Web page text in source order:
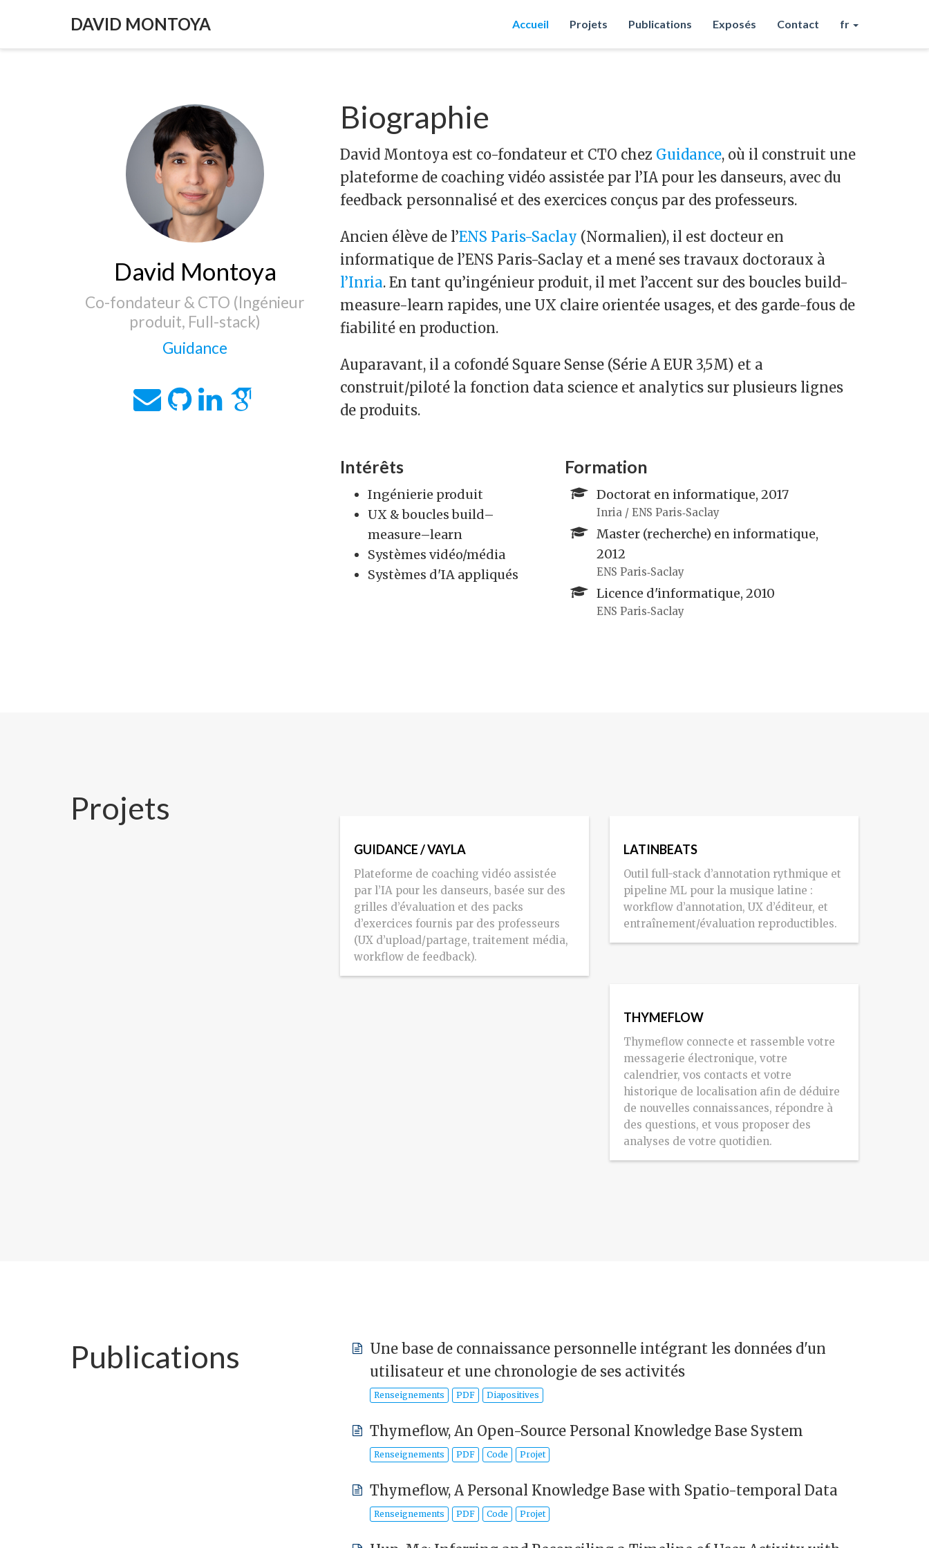
DAVID MONTOYA Accueil Projets Publications Exposés Contact fr
David Montoya
Co-fondateur & CTO (Ingénieur
produit, Full-stack)
Guidance
Biographie
David Montoya est co-fondateur et CTO chez Guidance, où il construit une
plateforme de coaching vidéo assistée par l’IA pour les danseurs, avec du
feedback personnalisé et des exercices conçus par des professeurs.
Ancien élève de l’ENS Paris-Saclay (Normalien), il est docteur en
informatique de l’ENS Paris-Saclay et a mené ses travaux doctoraux à
l’Inria. En tant qu’ingénieur produit, il met l’accent sur des boucles build-
measure-learn rapides, une UX claire orientée usages, et des garde-fous de
fiabilité en production.
Auparavant, il a cofondé Square Sense (Série A EUR 3,5M) et a
construit/piloté la fonction data science et analytics sur plusieurs lignes
de produits.
Intérêts
Ingénierie produit
UX & boucles build–
measure–learn
Systèmes vidéo/média
Systèmes d'IA appliqués
Formation
Doctorat en informatique, 2017
Inria / ENS Paris‑Saclay
Master (recherche) en informatique,
2012
ENS Paris‑Saclay
Licence d'informatique, 2010
ENS Paris‑Saclay
Projets
GUIDANCE / VAYLA
Plateforme de coaching vidéo assistée
par l’IA pour les danseurs, basée sur des
grilles d’évaluation et des packs
d’exercices fournis par des professeurs
(UX d’upload/partage, traitement média,
workflow de feedback).
LATINBEATS
Outil full-stack d’annotation rythmique et
pipeline ML pour la musique latine :
workflow d’annotation, UX d’éditeur, et
entraînement/évaluation reproductibles.
THYMEFLOW
Thymeflow connecte et rassemble votre
messagerie électronique, votre
calendrier, vos contacts et votre
historique de localisation afin de déduire
de nouvelles connaissances, répondre à
des questions, et vous proposer des
analyses de votre quotidien.
Publications
Une base de connaissance personnelle intégrant les données d'un
utilisateur et une chronologie de ses activités
Renseignements PDF Diapositives
Thymeflow, An Open-Source Personal Knowledge Base System
Renseignements PDF Code Projet
Thymeflow, A Personal Knowledge Base with Spatio-temporal Data
Renseignements PDF Code Projet